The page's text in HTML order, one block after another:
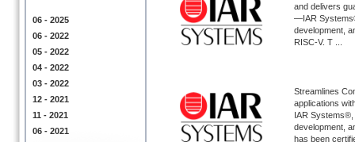
06 - 2025
06 - 2022
05 - 2022
04 - 2022
03 - 2022
12 - 2021
11 - 2021
06 - 2021
and delivers
—IAR
development,
RISC-V. T ...
Streamlines
applications
IAR
development,
has been